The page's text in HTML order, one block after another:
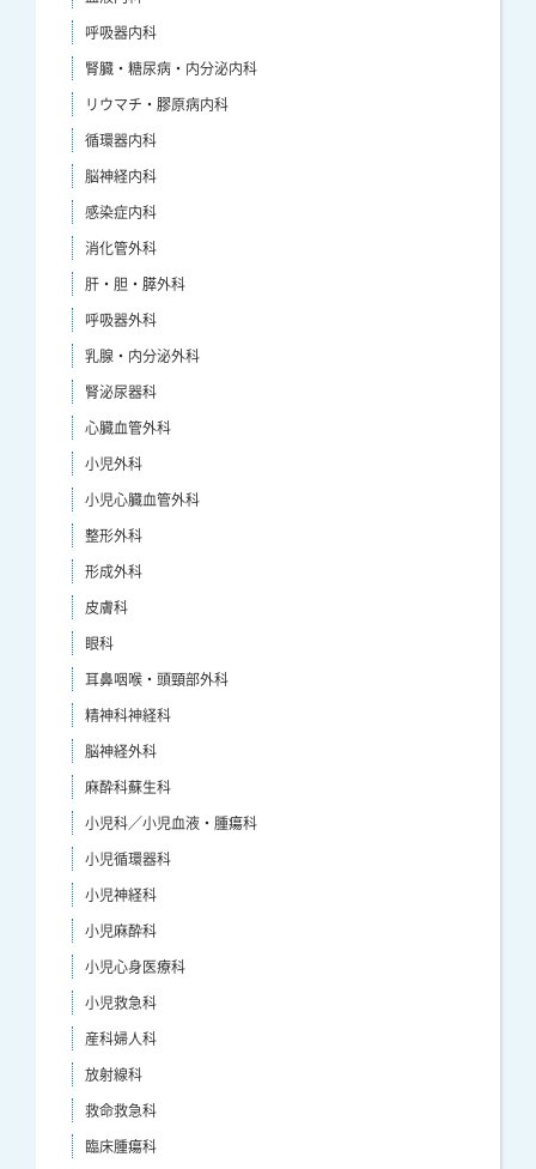
呼吸器内科
腎臓・糖尿病・内分泌内科
リウマチ・膠原病内科
循環器内科
脳神経内科
感染症内科
消化管外科
肝・胆・膵外科
呼吸器外科
乳腺・内分泌外科
腎泌尿器科
心臓血管外科
小児外科
小児心臓血管外科
整形外科
形成外科
皮膚科
眼科
耳鼻咽喉・頭頸部外科
精神科神経科
脳神経外科
麻酔科蘇生科
小児科／小児血液・腫瘍科
小児循環器科
小児神経科
小児麻酔科
小児心身医療科
小児救急科
産科婦人科
放射線科
救命救急科
臨床腫瘍科